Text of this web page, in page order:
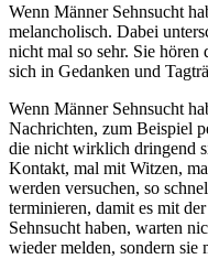
Wenn Männer Sehnsucht
melancholisch. Dabei
nicht mal so sehr. Sie
sich in Gedanken und
Wenn Männer Sehnsucht
Nachrichten, zum Beispiel
die nicht wirklich dringend
Kontakt, mal mit Witzen,
werden versuchen, so
terminieren, damit es mit
Sehnsucht haben, warten
wieder melden, sondern sie